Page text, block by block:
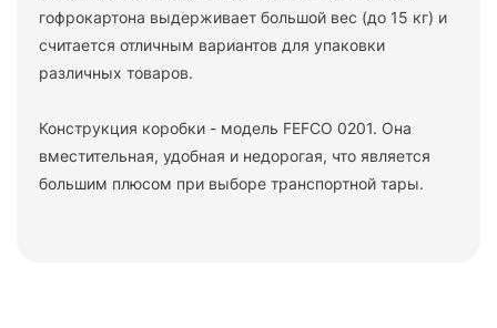
гофрокартона выдерживает большой вес (до 15 кг) и
считается отличным вариантов для упаковки
различных товаров.
Конструкция коробки - модель FEFCO 0201. Она
вместительная, удобная и недорогая, что является
большим плюсом при выборе транспортной тары.